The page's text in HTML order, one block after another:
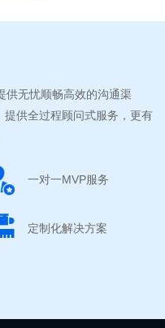
供无忧顺畅高效的沟通渠
供全过程顾问式服务，更有
一对一MVP服务
定制化解决方案